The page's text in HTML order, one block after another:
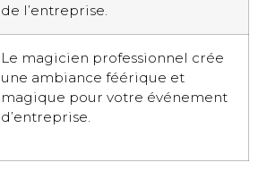
de l’entreprise.
Le magicien professionnel crée
une ambiance féérique et
magique pour votre événement
d’entreprise.